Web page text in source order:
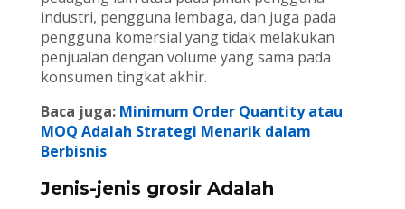
industri, pengguna lembaga, dan juga pada
pengguna komersial yang tidak melakukan
penjualan dengan volume yang sama pada
konsumen tingkat akhir.
Baca juga: Minimum Order Quantity atau
MOQ Adalah Strategi Menarik dalam
Berbisnis
Jenis-jenis grosir Adalah